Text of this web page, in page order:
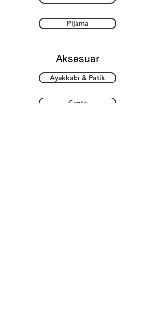
Pijama
Aksesuar
Ayakkabı & Patik
Çanta